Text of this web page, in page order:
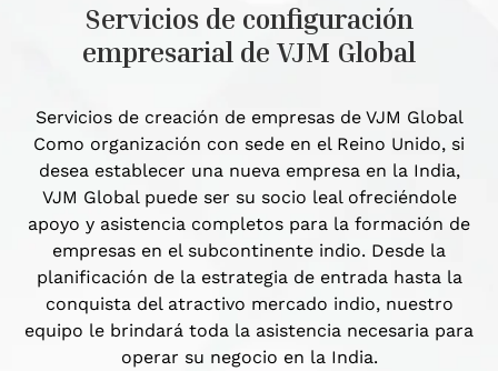
Servicios de configuración
empresarial de VJM Global
Servicios de creación de empresas de VJM Global
Como organización con sede en el Reino Unido, si
desea establecer una nueva empresa en la India,
VJM Global puede ser su socio leal ofreciéndole
apoyo y asistencia completos para la formación de
empresas en el subcontinente indio. Desde la
planificación de la estrategia de entrada hasta la
conquista del atractivo mercado indio, nuestro
equipo le brindará toda la asistencia necesaria para
operar su negocio en la India.